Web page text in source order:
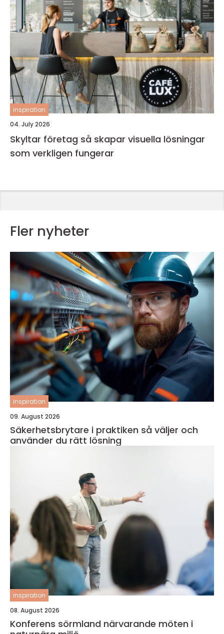
inspiration
04. July 2026
Skyltar företag så skapar visuella lösningar
som verkligen fungerar
Fler nyheter
inspiration
09. August 2026
Säkerhetsbrytare i praktiken så väljer och
använder du rätt lösning
inspiration
08. August 2026
Konferens sörmland närvarande möten i